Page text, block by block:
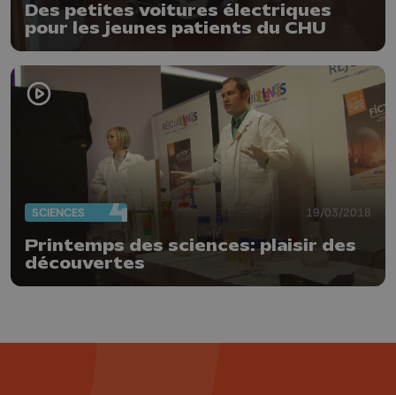
Des petites voitures électriques
pour les jeunes patients du CHU
SCIENCES 19/03/2018
Printemps des sciences: plaisir des
découvertes